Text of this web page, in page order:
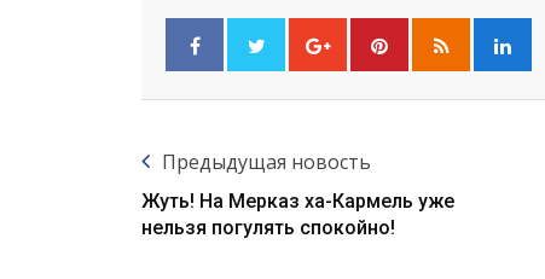
Предыдущая новость
Жуть! На Мерказ ха-Кармель уже
нельзя погулять спокойно!